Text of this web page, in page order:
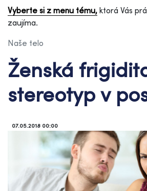
Vyberte si z menu tému, ktorá Vás
zaujíma.
Naše telo
Ženská
stereotyp v
07.05.2018 00:00